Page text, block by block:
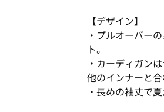
【デザイン】
・プルオーバー
ト。
・カーディガン
他のインナーと
・長めの袖丈で